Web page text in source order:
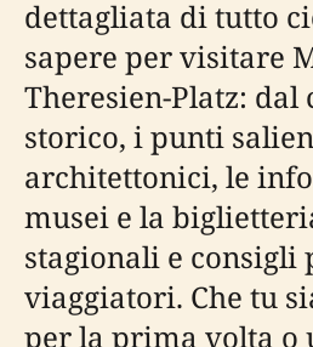
dettagliata di tutto
sapere per visitare
Theresien-Platz: dal
storico, i punti
architettonici, le
musei e la
stagionali e
viaggiatori. Che tu
per la prima volta o